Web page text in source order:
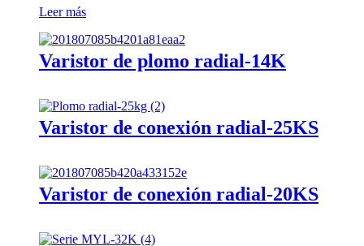
Leer más
Varistor de plomo radial-14K
Varistor de conexión radial-25KS
Varistor de conexión radial-20KS